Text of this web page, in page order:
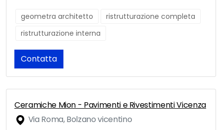
geometra architetto
ristrutturazione completa
ristrutturazione interna
Contatta
Ceramiche Mion - Pavimenti e Rivestimenti Vicenza
Via Roma, Bolzano vicentino